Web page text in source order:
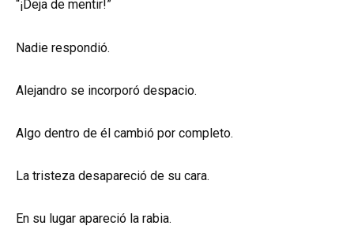
“¡Deja de mentir!”
Nadie respondió.
Alejandro se incorporó despacio.
Algo dentro de él cambió por completo.
La tristeza desapareció de su cara.
En su lugar apareció la rabia.